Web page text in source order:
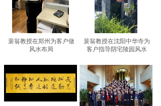
裴翁教授在郑州为客户做
风水布局
裴翁教授在沈阳中华寺为
客户指导阴宅陵园风水